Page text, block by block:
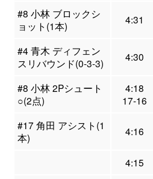
#8 小林 ブロックシ
ョット(1本)
4:31
#4 青木 ディフェン
スリバウンド(0-3-3)
4:30
#8 小林 2Pシュート
○(2点)
4:18
17-16
#17 角田 アシスト(1
本)
4:16
4:15